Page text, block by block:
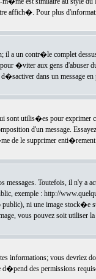
Pour plus
il a un contr�le complet
�viter aux gens d'abuser
dans un message en
sont utilis�es pour exprimer
d'un message.
de le supprimer
Toutefois, il n'y a
exemple : http://
ni une image stock�e
vous pouvez soit
informations; vous devriez
des permissions